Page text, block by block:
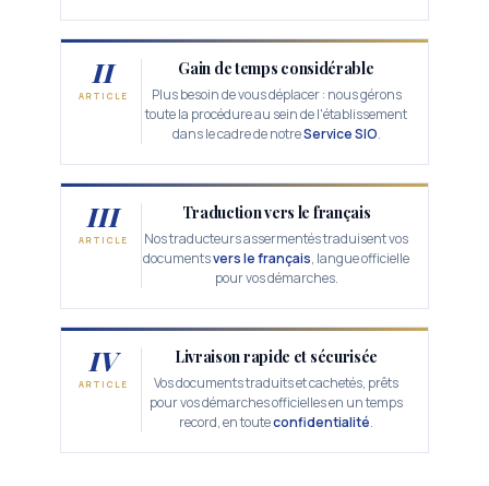
II
ARTICLE
Gain de temps considérable
Plus besoin de vous déplacer : nous gérons
toute la procédure au sein de l'établissement
dans le cadre de notreService SIO.
III
ARTICLE
Traduction vers le français
Nos traducteurs assermentés traduisent vos
documentsvers le français, langue officielle
pour vos démarches.
IV
ARTICLE
Livraison rapide et sécurisée
Vos documents traduits et cachetés, prêts
pour vos démarches officielles en un temps
record, en touteconfidentialité.